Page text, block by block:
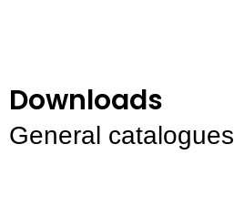
Downloads
General catalogues